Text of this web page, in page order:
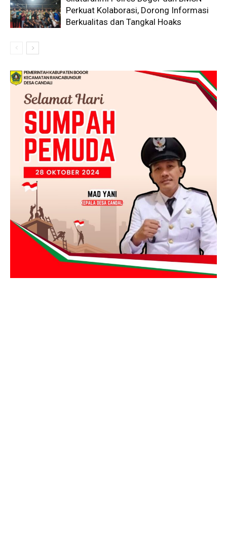
Perkuat Kolaborasi, Dorong Informasi
Berkualitas dan Tangkal Hoaks